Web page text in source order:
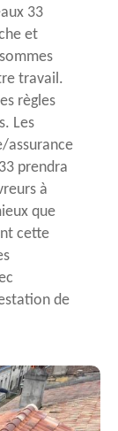
33
et
travail.
règles
Les
assurance
prendra
à
que
cette
de